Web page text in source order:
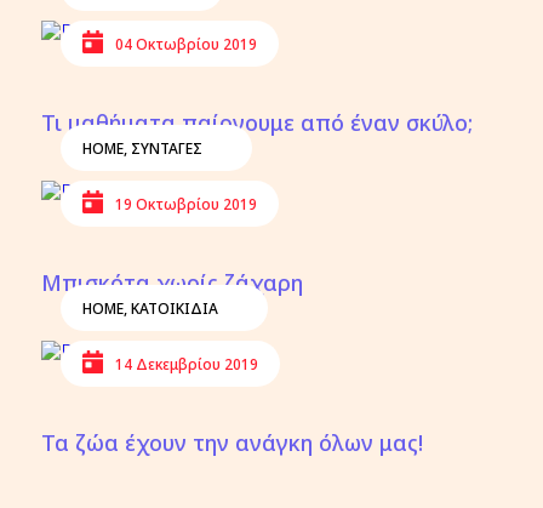
04 Οκτωβρίου 2019
Τι μαθήματα παίρνουμε από έναν σκύλο;
HOME, ΣΥΝΤΑΓΕΣ
19 Οκτωβρίου 2019
Μπισκότα χωρίς ζάχαρη
HOME,ΚΑΤΟΙΚΙΔΙΑ
14 Δεκεμβρίου 2019
Τα ζώα έχουν την ανάγκη όλων μας!